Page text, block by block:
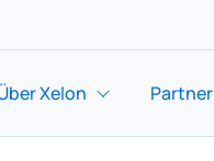
Xelon Partner